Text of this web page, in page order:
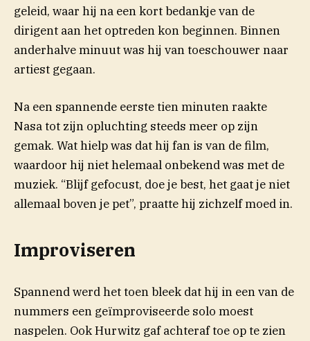
geleid, waar hij na een kort bedankje van de
dirigent aan het optreden kon beginnen. Binnen
anderhalve minuut was hij van toeschouwer naar
artiest gegaan.
Na een spannende eerste tien minuten raakte
Nasa tot zijn opluchting steeds meer op zijn
gemak. Wat hielp was dat hij fan is van de film,
waardoor hij niet helemaal onbekend was met de
muziek. “Blijf gefocust, doe je best, het gaat je niet
allemaal boven je pet”, praatte hij zichzelf moed in.
Improviseren
Spannend werd het toen bleek dat hij in een van de
nummers een geïmproviseerde solo moest
naspelen. Ook Hurwitz gaf achteraf toe op te zien